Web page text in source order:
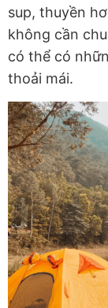
sup, thuyền
không cần
có thể có
thoải mái.